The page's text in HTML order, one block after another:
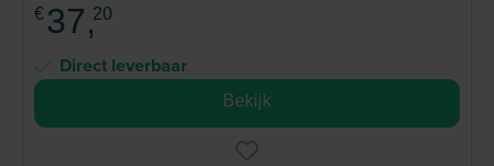
€ 37,20
Direct leverbaar
Bekijk